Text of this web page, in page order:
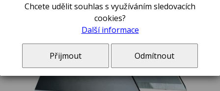
Chcete udělit souhlas s využíváním sledovacích
cookies?
Další informace
Přijmout Odmítnout